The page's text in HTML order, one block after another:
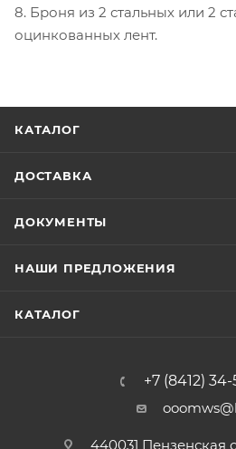
8. Броня из 2 стальных или 2
оцинкованных лент.
КАТАЛОГ
ДОСТАВКА
ДОКУМЕНТЫ
НАШИ ПРЕДЛОЖЕНИЯ
КАТАЛОГ
+7 (8412)
440031 Пензенская